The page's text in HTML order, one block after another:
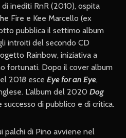
di inediti RnR (2010), ospita
Fire e Kee Marcello (ex
pubblica il settimo album
introiti del secondo CD
Rainbow, iniziativa a
fortunati. Dopo il cover album
2018 esceEye for an Eye,
L’album del 2020Dog
di pubblico e di critica.
palchi di Pino avviene nel